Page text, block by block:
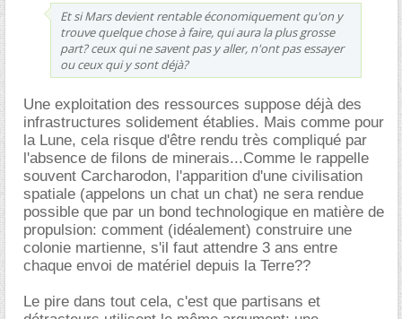
Et si Mars devient rentable économiquement qu'on y
trouve quelque chose à faire, qui aura la plus grosse
part? ceux qui ne savent pas y aller, n'ont pas essayer
ou ceux qui y sont déjà?
Une exploitation des ressources suppose déjà des
infrastructures solidement établies. Mais comme pour
la Lune, cela risque d'être rendu très compliqué par
l'absence de filons de minerais...Comme le rappelle
souvent Carcharodon, l'apparition d'une civilisation
spatiale (appelons un chat un chat) ne sera rendue
possible que par un bond technologique en matière de
propulsion: comment (idéalement) construire une
colonie martienne, s'il faut attendre 3 ans entre
chaque envoi de matériel depuis la Terre??
Le pire dans tout cela, c'est que partisans et